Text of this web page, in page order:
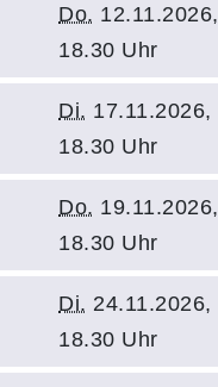
Do. 12.11.2026,
18.30 Uhr
Di. 17.11.2026,
18.30 Uhr
Do. 19.11.2026,
18.30 Uhr
Di. 24.11.2026,
18.30 Uhr